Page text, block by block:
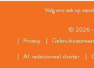
Volg ons ook op
© 2026 -
Privacy
AI: redactioneel charter